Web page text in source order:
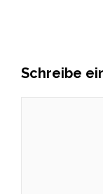
Schreibe